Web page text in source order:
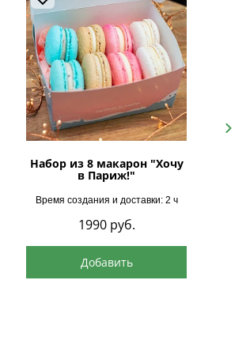
Набор из 8 макарон "Хочу
в Париж!"
Время создания и доставки: 2 ч
1990 руб.
Добавить
Next